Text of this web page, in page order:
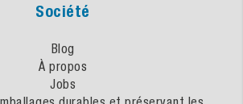
Société
Blog
À propos
Jobs